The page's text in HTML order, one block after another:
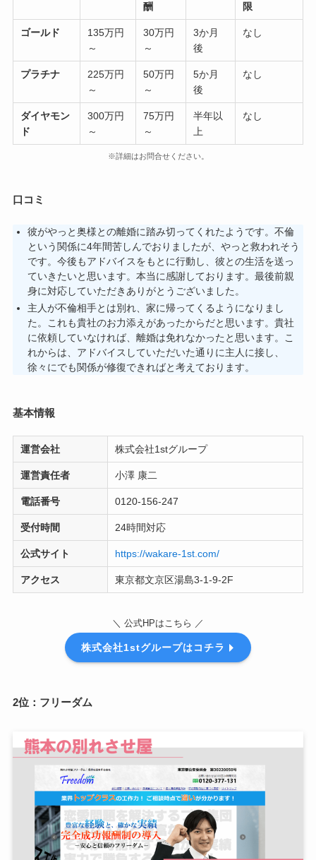
酬
限
ゴールド
135万円
～
30万円
～
3か月
後
なし
プラチナ
225万円
～
50万円
～
5か月
後
なし
ダイヤモン
ド
300万円
～
75万円
～
半年以
上
なし
※詳細はお問合せください。
口コミ
彼がやっと奥様との離婚に踏み切ってくれたようです。不倫
という関係に4年間苦しんでおりましたが、やっと救われそう
です。今後もアドバイスをもとに行動し、彼との生活を送っ
ていきたいと思います。本当に感謝しております。最後前親
身に対応していただきありがとうございました。
主人が不倫相手とは別れ、家に帰ってくるようになりまし
た。これも貴社のお力添えがあったからだと思います。貴社
に依頼していなければ、離婚は免れなかったと思います。こ
れからは、アドバイスしていただいた通りに主人に接し、
徐々にでも関係が修復できればと考えております。
基本情報
運営会社 株式会社1stグループ
運営責任者 小澤 康二
電話番号 0120-156-247
受付時間 24時間対応
公式サイト https://wakare-1st.com/
アクセス 東京都文京区湯島3-1-9-2F
＼ 公式HPはこちら ／
株式会社1stグループはコチラ
2位：フリーダム